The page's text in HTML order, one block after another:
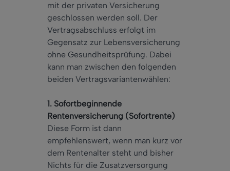
mit der privaten Versicherung
geschlossen werden soll. Der
Vertragsabschluss erfolgt im
Gegensatz zur Lebensversicherung
ohne Gesundheitsprüfung. Dabei
kann man zwischen den folgenden
beiden Vertragsvariantenwählen:
1. Sofortbeginnende
Rentenversicherung (Sofortrente)
Diese Form ist dann
empfehlenswert, wenn man kurz vor
dem Rentenalter steht und bisher
Nichts für die Zusatzversorgung